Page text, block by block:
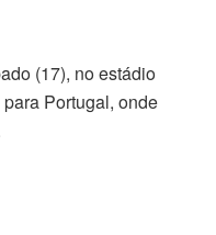
(17), no estádio
Portugal, onde